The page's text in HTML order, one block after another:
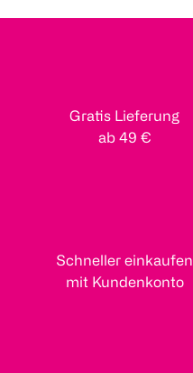
Gratis Lieferung
ab 49 €
Schneller einkaufen
mit Kundenkonto